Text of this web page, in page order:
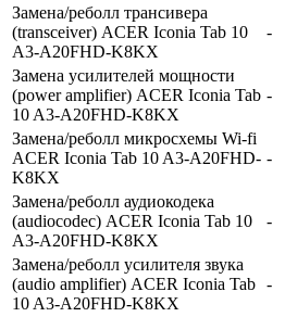
Замена/реболл трансивера
(transceiver) ACER Iconia Tab 10
A3-A20FHD-K8KX
-
Замена усилителей мощности
(power amplifier) ACER Iconia Tab
10 A3-A20FHD-K8KX
-
Замена/реболл микросхемы Wi-fi
ACER Iconia Tab 10 A3-A20FHD-
K8KX
-
Замена/реболл аудиокодека
(audiocodec) ACER Iconia Tab 10
A3-A20FHD-K8KX
-
Замена/реболл усилителя звука
(audio amplifier) ACER Iconia Tab
10 A3-A20FHD-K8KX
-